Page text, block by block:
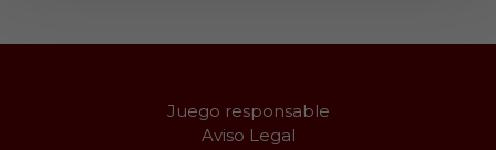
Juego responsable
Aviso Legal